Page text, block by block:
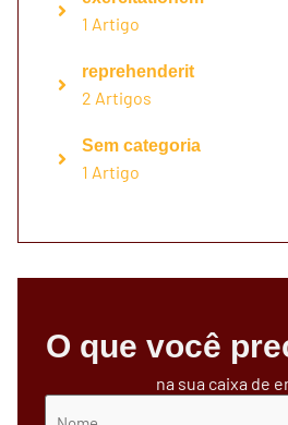
1 Artigo
reprehenderit
2 Artigos
Sem categoria
1 Artigo
O que você
na sua caixa de